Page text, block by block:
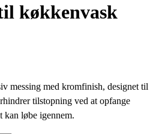
køkkenvask
messing med kromfinish, designet til
tilstopning ved at opfange
kan løbe igennem.